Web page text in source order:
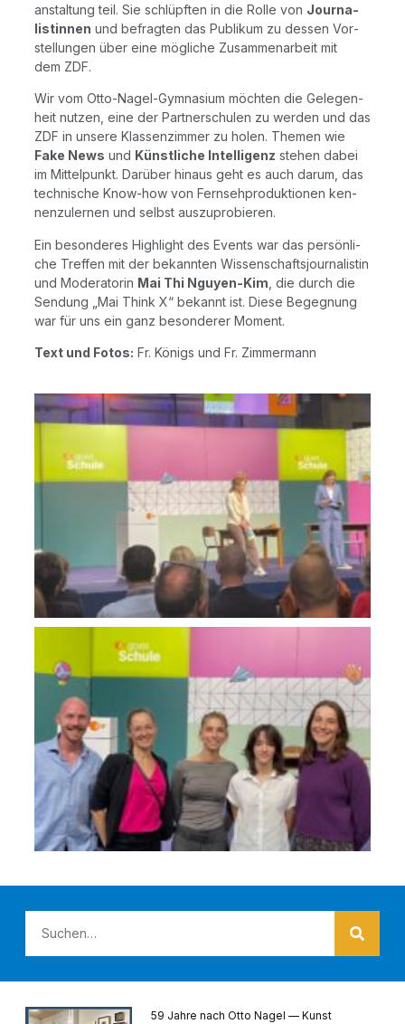
an­stal­tung teil. Sie schlüpf­ten in die Rol­le von Jour­na­
lis­tin­nen und befrag­ten das Publi­kum zu des­sen Vor­
stel­lun­gen über eine mög­li­che Zusam­men­ar­beit mit
dem ZDF.
Wir vom Otto-Nagel-Gym­na­si­um möch­ten die Gele­gen­
heit nut­zen, eine der Part­ner­schu­len zu wer­den und das
ZDF in unse­re Klas­sen­zim­mer zu holen. The­men wie
Fake News und Künst­li­che Intel­li­genz ste­hen dabei
im Mit­tel­punkt. Dar­über hin­aus geht es auch dar­um, das
tech­ni­sche Know-how von Fern­seh­pro­duk­tio­nen ken­
nen­zu­ler­nen und selbst auszuprobieren.
Ein beson­de­res High­light des Events war das per­sön­li­
che Tref­fen mit der bekann­ten Wis­sen­schafts­jour­na­lis­tin
und Mode­ra­to­rin Mai Thi Nguy­en-Kim , die durch die
Sen­dung „Mai Think X“ bekannt ist. Die­se Begeg­nung
war für uns ein ganz beson­de­rer Moment.
Text und Fotos: Fr. Königs und Fr. Zimmermann
59 Jahre nach Otto Nagel — Kunst